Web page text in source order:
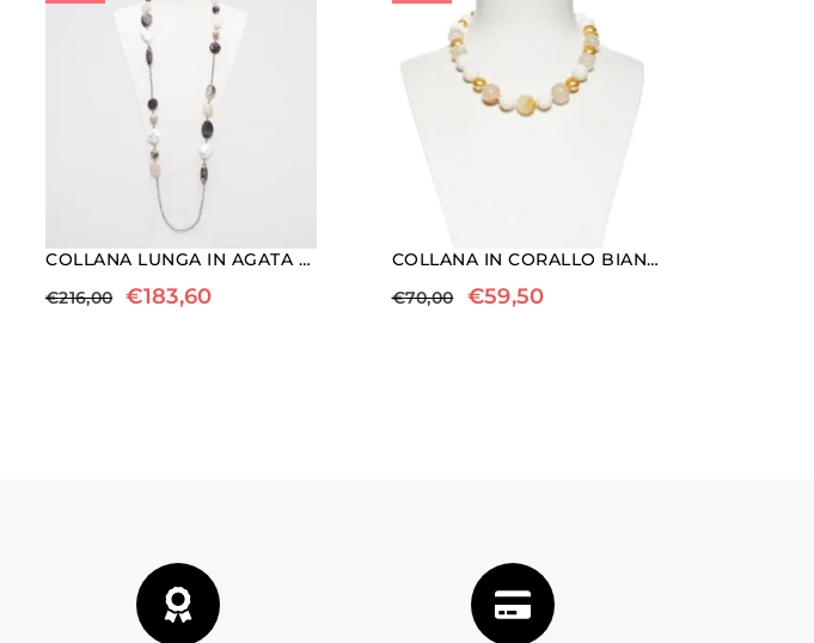
COLLANA LUNGA IN AGATA BOTSWANA, PERLE, MORGANITE ED EMATITE
€216,00 €183,60
COLLANA IN CORALLO BIANCO, QUARZO EMATOIDE E PERLE SHELL
€70,00 €59,50